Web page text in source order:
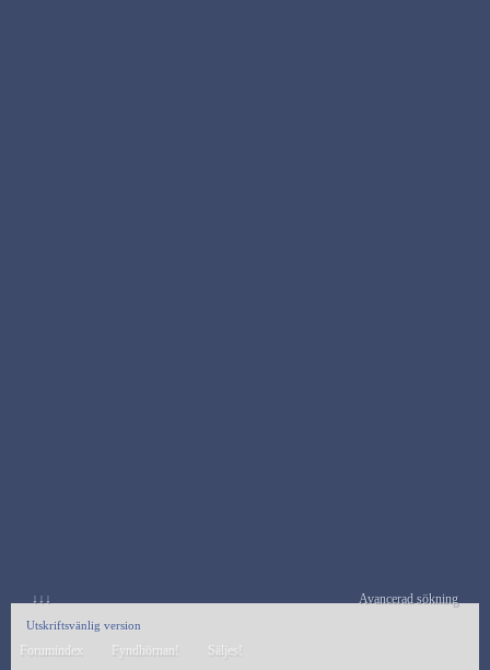
↓↓↓ Avancerad sökning
Utskriftsvänlig version
Forumindex Fyndhörnan! Säljes!